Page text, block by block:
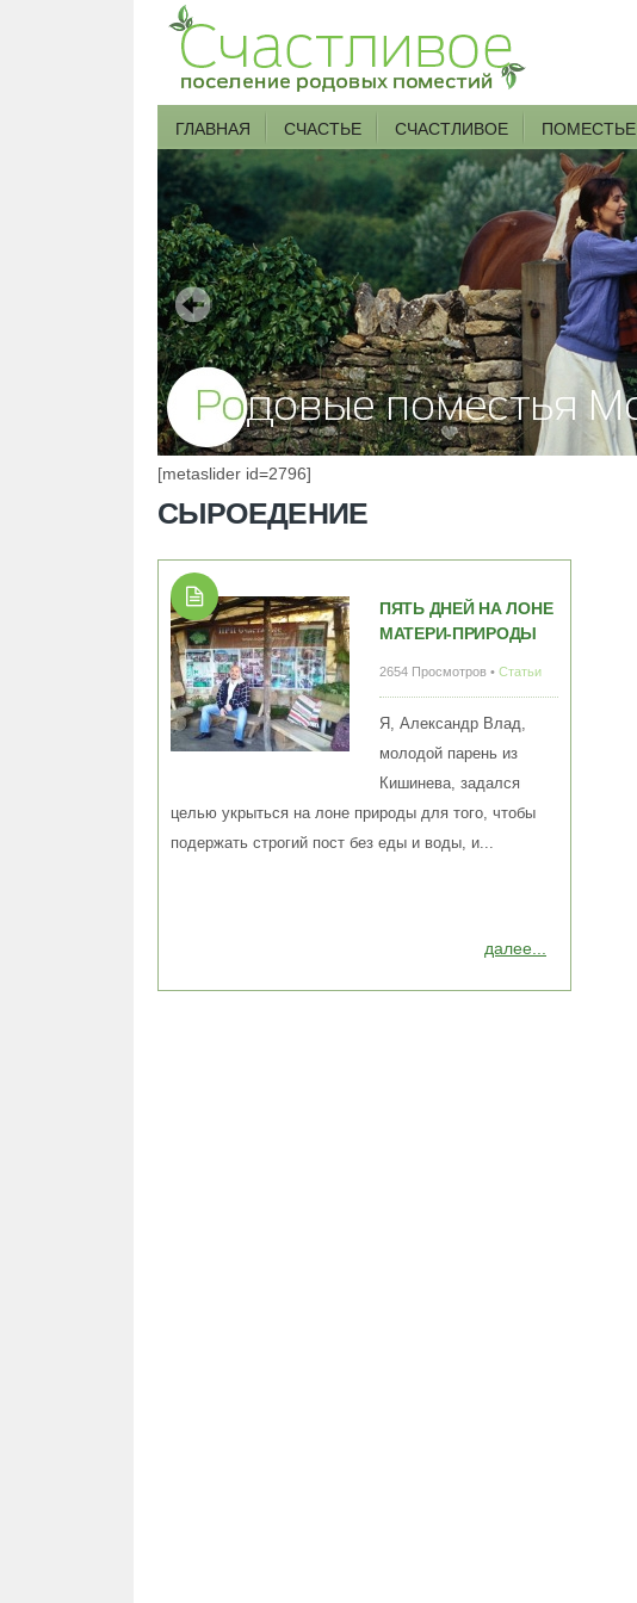
ГЛАВНАЯ СЧАСТЬЕ СЧАСТЛИВОЕ ПОМЕСТЬЕ
[metaslider id=2796]
СЫРОЕДЕНИЕ
ПЯТЬ ДНЕЙ НА ЛОНЕ
МАТЕРИ-ПРИРОДЫ
2654 Просмотров • Статьи
далее...
Я, Александр Влад,
молодой парень из
Кишинева, задался
целью укрыться на лоне природы для того, чтобы
подержать строгий пост без еды и воды, и...